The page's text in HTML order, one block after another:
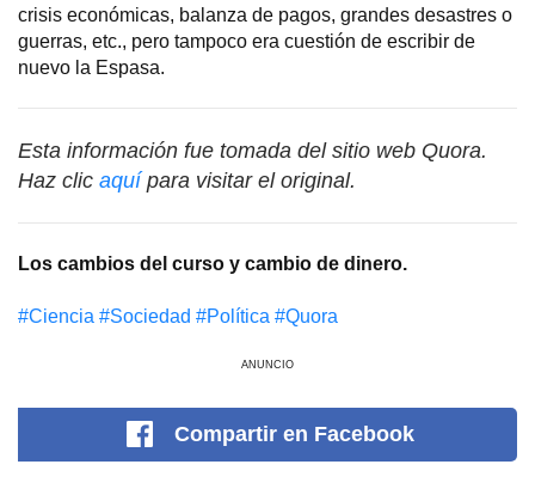
crisis económicas, balanza de pagos, grandes desastres o
guerras, etc., pero tampoco era cuestión de escribir de
nuevo la Espasa.
Esta información fue tomada del sitio web Quora.
Haz clic aquípara visitar el original.
Los cambios del curso y cambio de dinero.
#Сiencia #Sociedad #Política #Quora
ANUNCIO
Compartir en Facebook